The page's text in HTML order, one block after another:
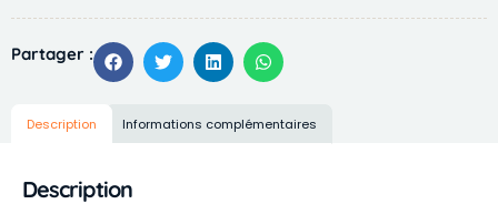
Partager :
Description Informations complémentaires
Description